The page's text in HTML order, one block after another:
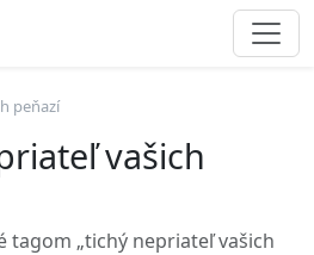
peňazí
vašich
tagom „tichý nepriateľ vašich